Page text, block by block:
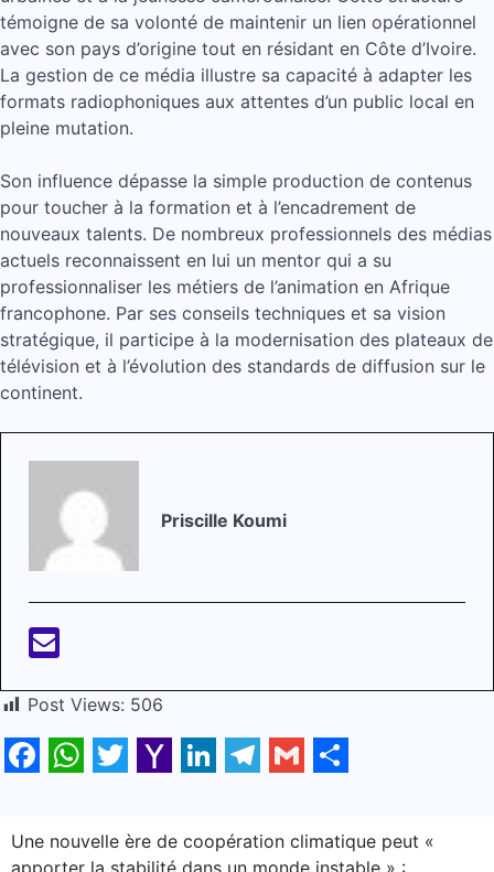
témoigne de sa volonté de maintenir un lien opérationnel
avec son pays d’origine tout en résidant en Côte d’Ivoire.
La gestion de ce média illustre sa capacité à adapter les
formats radiophoniques aux attentes d’un public local en
pleine mutation.
Son influence dépasse la simple production de contenus
pour toucher à la formation et à l’encadrement de
nouveaux talents. De nombreux professionnels des médias
actuels reconnaissent en lui un mentor qui a su
professionnaliser les métiers de l’animation en Afrique
francophone. Par ses conseils techniques et sa vision
stratégique, il participe à la modernisation des plateaux de
télévision et à l’évolution des standards de diffusion sur le
continent.
Priscille Koumi
Post Views: 506
Mail
Navigation
Une nouvelle ère de coopération climatique peut «
apporter la stabilité dans un monde instable » :